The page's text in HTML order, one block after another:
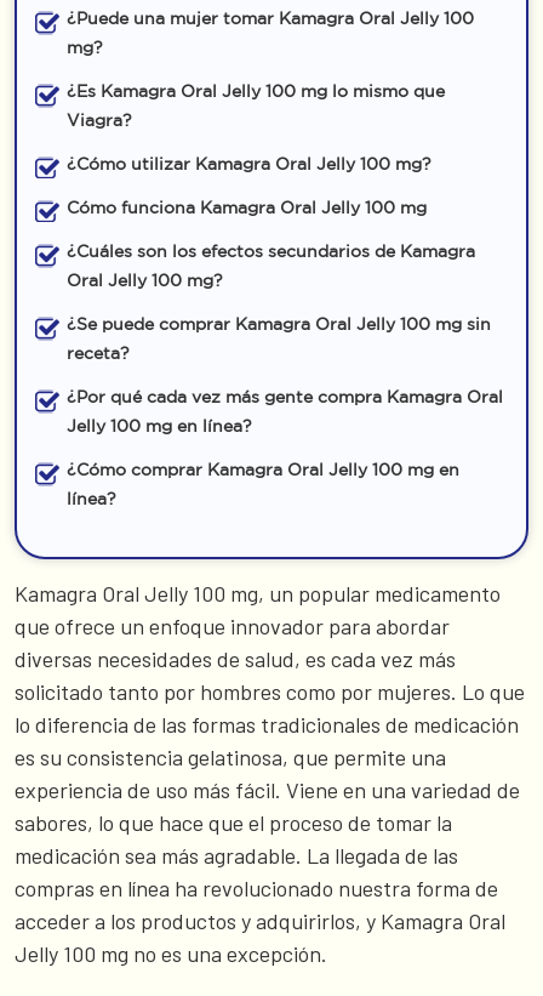
¿Puede una mujer tomar Kamagra Oral Jelly 100
mg?
¿Es Kamagra Oral Jelly 100 mg lo mismo que
Viagra?
¿Cómo utilizar Kamagra Oral Jelly 100 mg?
Cómo funciona Kamagra Oral Jelly 100 mg
¿Cuáles son los efectos secundarios de Kamagra
Oral Jelly 100 mg?
¿Se puede comprar Kamagra Oral Jelly 100 mg sin
receta?
¿Por qué cada vez más gente compra Kamagra Oral
Jelly 100 mg en línea?
¿Cómo comprar Kamagra Oral Jelly 100 mg en
línea?
Kamagra Oral Jelly 100 mg, un popular medicamento
que ofrece un enfoque innovador para abordar
diversas necesidades de salud, es cada vez más
solicitado tanto por hombres como por mujeres. Lo que
lo diferencia de las formas tradicionales de medicación
es su consistencia gelatinosa, que permite una
experiencia de uso más fácil. Viene en una variedad de
sabores, lo que hace que el proceso de tomar la
medicación sea más agradable. La llegada de las
compras en línea ha revolucionado nuestra forma de
acceder a los productos y adquirirlos, y Kamagra Oral
Jelly 100 mg no es una excepción.